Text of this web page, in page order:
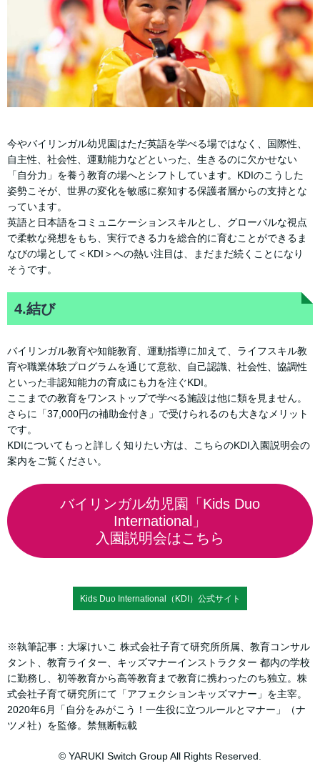
今やバイリンガル幼児園はただ英語を学べる場ではなく、国際性、
自主性、社会性、運動能力などといった、生きるのに欠かせない
「自分力」を養う教育の場へとシフトしています。KDIのこうした
姿勢こそが、世界の変化を敏感に察知する保護者層からの支持とな
っています。
英語と日本語をコミュニケーションスキルとし、グローバルな視点
で柔軟な発想をもち、実行できる力を総合的に育むことができるま
なびの場として＜KDI＞への熱い注目は、まだまだ続くことになり
そうです。
4.結び
バイリンガル教育や知能教育、運動指導に加えて、ライフスキル教
育や職業体験プログラムを通じて意欲、自己認識、社会性、協調性
といった非認知能力の育成にも力を注ぐKDI。
ここまでの教育をワンストップで学べる施設は他に類を見ません。
さらに「37,000円の補助金付き」で受けられるのも大きなメリット
です。
KDIについてもっと詳しく知りたい方は、こちらのKDI入園説明会の
案内をご覧ください。
バイリンガル幼児園「Kids Duo
International」
入園説明会はこちら
Kids Duo International（KDI）公式サイト
※執筆記事：大塚けいこ 株式会社子育て研究所所属、教育コンサル
タント、教育ライター、キッズマナーインストラクター 都内の学校
に勤務し、初等教育から高等教育まで教育に携わったのち独立。株
式会社子育て研究所にて「アフェクションキッズマナー」を主宰。
2020年6月「自分をみがこう！一生役に立つルールとマナー」（ナ
ツメ社）を監修。禁無断転載
© YARUKI Switch Group All Rights Reserved.